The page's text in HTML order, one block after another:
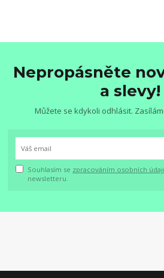
Nepropásněte
a slevy!
Můžete se kdykoli odhlásit.
Souhlasím se zpracováním osobních
newsletteru.